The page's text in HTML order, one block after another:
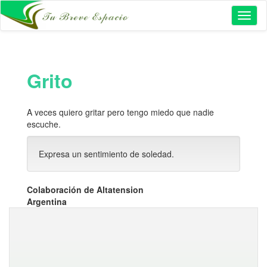
Grito
A veces quiero gritar pero tengo miedo que nadie
escuche.
Expresa un sentimiento de soledad.
Colaboración de Altatension
Argentina